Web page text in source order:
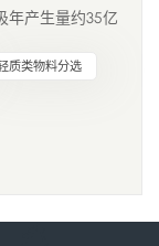
年产生量约35亿
，资源化利用
被填埋废弃，
质类物料分选